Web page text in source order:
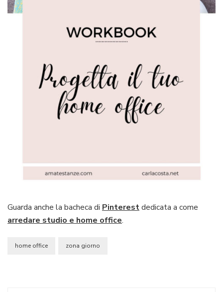
Guarda anche la bacheca di Pinterestdedicata a come
arredare studio e home office.
home office zona giorno